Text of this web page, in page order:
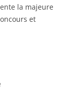
la majeure
et